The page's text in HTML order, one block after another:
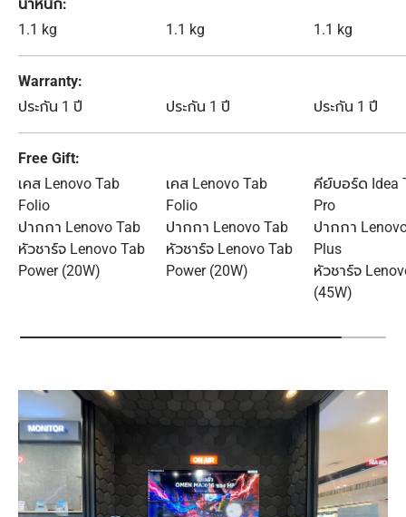
น้ำหนัก
1.1 kg
1.1 kg 1.1 kg
Warranty
ประกัน 1 ปี
ประกัน 1 ปี ประกัน 1 ปี
Free Gift
เคส Lenovo Tab
Folio
ปากกา Lenovo Tab
หัวชาร์จ Lenovo Tab
Power (20W)
เคส Lenovo Tab
Folio
ปากกา Lenovo Tab
หัวชาร์จ Lenovo Tab
Power (20W)
คีย์บอร์ด Idea
Pro
ปากกา
Plus
หัวชาร์จ
(45W)